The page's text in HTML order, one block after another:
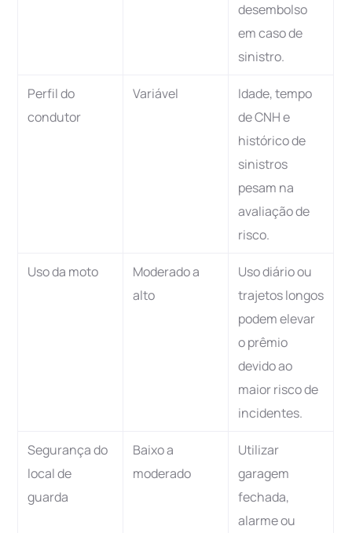
desembolso
em caso de
sinistro.
Perfil do
condutor
Variável
Idade, tempo
de CNH e
histórico de
sinistros
pesam na
avaliação de
risco.
Uso da moto
Moderado a
alto
Uso diário ou
trajetos longos
podem elevar
o prêmio
devido ao
maior risco de
incidentes.
Segurança do
local de
guarda
Baixo a
moderado
Utilizar
garagem
fechada,
alarme ou